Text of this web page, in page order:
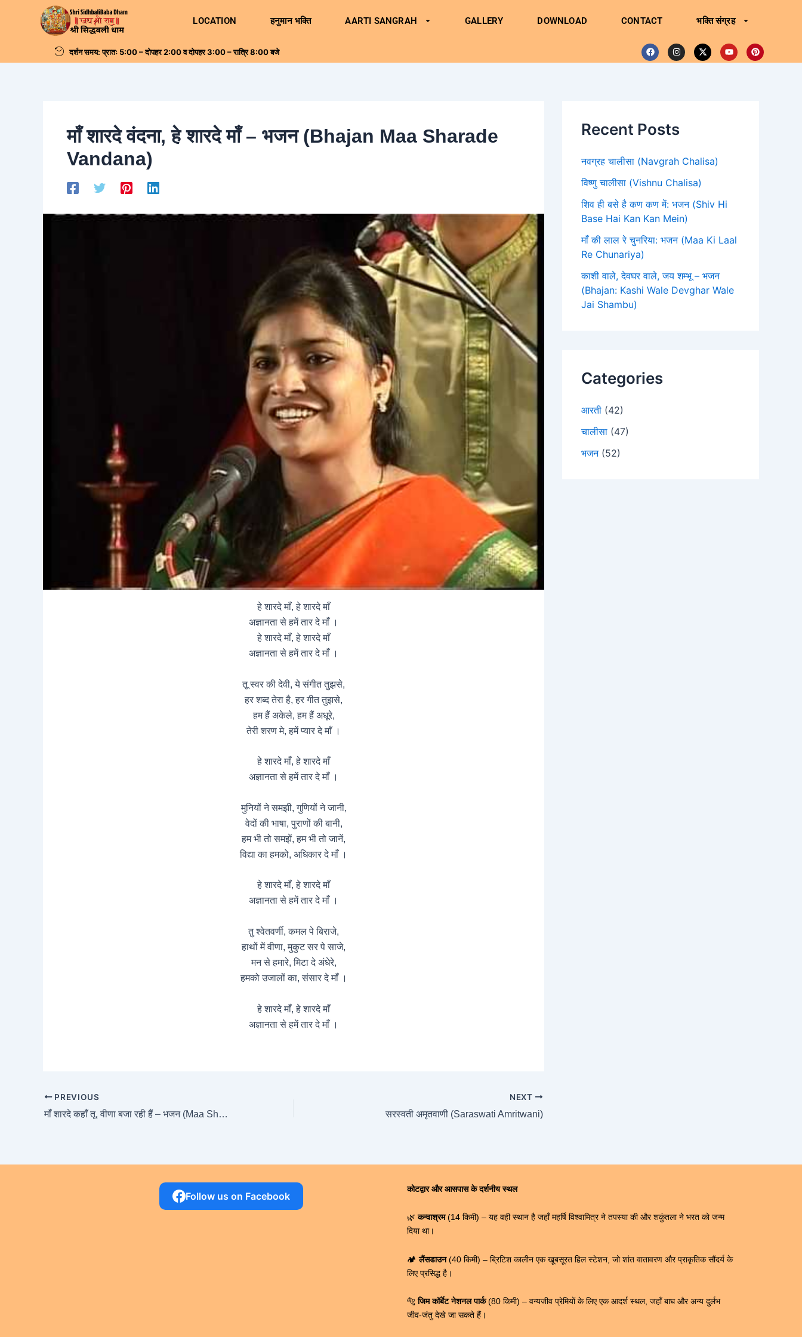
LOCATION हनुमान भक्ति AARTI SANGRAH GALLERY DOWNLOAD CONTACT भक्ति संग्रह
दर्शन समय: प्रातः 5:00 – दोपहर 2:00 व दोपहर 3:00 – रात्रि 8:00 बजे
F
a
k
I
n
a
X
-
Y
o
P
i
माँ शारदे वंदना, हे शारदे माँ – भजन (Bhajan Maa Sharade
Vandana)
हे शारदे माँ, हे शारदे माँ
अज्ञानता से हमें तार दे माँ ।
हे शारदे माँ, हे शारदे माँ
अज्ञानता से हमें तार दे माँ ।
तू स्वर की देवी, ये संगीत तुझसे,
हर शब्द तेरा है, हर गीत तुझसे,
हम हैं अकेले, हम हैं अधूरे,
तेरी शरण मे, हमें प्यार दे माँ ।
हे शारदे माँ, हे शारदे माँ
अज्ञानता से हमें तार दे माँ ।
मुनियों ने समझी, गुणियों ने जानी,
वेदों की भाषा, पुराणों की बानी,
हम भी तो समझें, हम भी तो जानें,
विद्या का हमको, अधिकार दे माँ ।
हे शारदे माँ, हे शारदे माँ
अज्ञानता से हमें तार दे माँ ।
तु श्वेतवर्णी, कमल पे बिराजे,
हाथों में वीणा, मुकुट सर पे साजे,
मन से हमारे, मिटा दे अंधेरे,
हमको उजालों का, संसार दे माँ ।
हे शारदे माँ, हे शारदे माँ
अज्ञानता से हमें तार दे माँ ।
Post
navigation
PREVIOUS
माँ शारदे कहाँ तू, वीणा बजा रही हैं – भजन (Maa Sharde Kaha Tu Veena Baja Rahi Hain)
NEXT
सरस्वती अमृतवाणी (Saraswati Amritwani)
Recent Posts
नवग्रह चालीसा (Navgrah Chalisa)
विष्णु चालीसा (Vishnu Chalisa)
शिव ही बसे है कण कण में: भजन (Shiv Hi
Base Hai Kan Kan Mein)
माँ की लाल रे चुनरिया: भजन (Maa Ki Laal
Re Chunariya)
काशी वाले, देवघर वाले, जय शम्भू – भजन
(Bhajan: Kashi Wale Devghar Wale
Jai Shambu)
Categories
आरती (42)
चालीसा (47)
भजन(52)
Follow us on Facebook
कोटद्वार और आसपास के दर्शनीय स्थल
🌿कन्वाश्रम(14 किमी) – यह वही स्थान है जहाँ महर्षि विश्वामित्र ने तपस्या की और शकुंतला ने भरत को जन्म
दिया था।
🏕️लैंसडाउन(40 किमी) – ब्रिटिश कालीन एक खूबसूरत हिल स्टेशन, जो शांत वातावरण और प्राकृतिक सौंदर्य के
लिए प्रसिद्ध है।
🐅जिम कॉर्बेट नेशनल पार्क(80 किमी) – वन्यजीव प्रेमियों के लिए एक आदर्श स्थल, जहाँ बाघ और अन्य दुर्लभ
जीव-जंतु देखे जा सकते हैं।